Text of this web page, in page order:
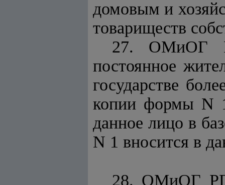
домовым и
товариществ
27. ОМиОГ
постоянное
государстве
копии формы
данное лицо в
N 1 вносится в
28. ОМиОГ